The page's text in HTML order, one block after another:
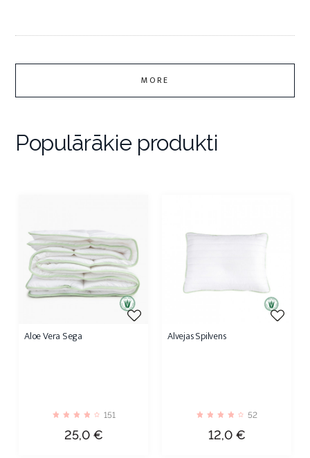
MORE
Populārākie produkti
Aloe Vera Sega
151
Cena
25,0 €
Alvejas Spilvens
52
Cena
12,0 €